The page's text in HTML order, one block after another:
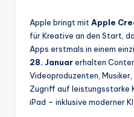
Apple bringt mitApple
für Kreative an den Start,
Apps erstmals in einem
28. Januarerhalten
Videoproduzenten,
Zugriff auf leistungsstarke
iPad – inklusive moderner